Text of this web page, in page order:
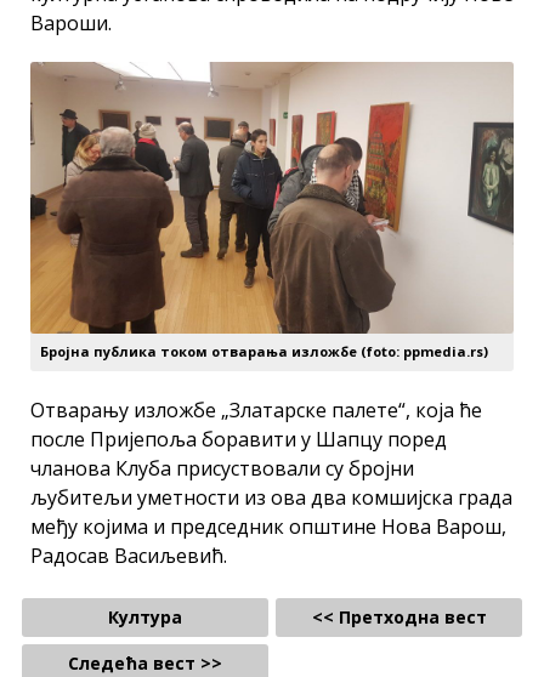
Вароши.
Бројна публика током отварања изложбе (foto: ppmedia.rs)
Отварању изложбе „Златарске палете“, која ће
после Пријепоља боравити у Шапцу поред
чланова Клуба присуствовали су бројни
љубитељи уметности из ова два комшијска града
међу којима и председник општине Нова Варош,
Радосав Васиљевић.
Култура
<< Претходна вест
Следећа вест >>